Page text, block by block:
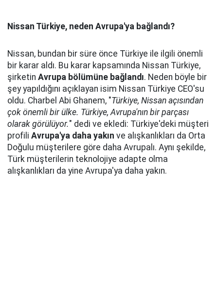
Nissan Türkiye, neden Avrupa'ya bağlandı?
Nissan, bundan bir süre önce Türkiye ile ilgili önemli
bir karar aldı. Bu karar kapsamında Nissan Türkiye,
şirketin Avrupa bölümüne bağlandı. Neden böyle bir
şey yapıldığını açıklayan isim Nissan Türkiye CEO'su
oldu. Charbel Abi Ghanem, "Türkiye, Nissan açısından
çok önemli bir ülke. Türkiye, Avrupa'nın bir parçası
olarak görülüyor." dedi ve ekledi: Türkiye'deki müşteri
profili Avrupa'ya daha yakın ve alışkanlıkları da Orta
Doğulu müşterilere göre daha Avrupalı. Aynı şekilde,
Türk müşterilerin teknolojiye adapte olma
alışkanlıkları da yine Avrupa'ya daha yakın.